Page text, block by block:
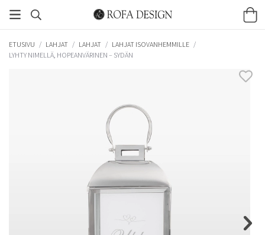
ETUSIVU / LAHJAT / LAHJAT / LAHJAT ISOVANHEMMILLE /
LYHTY NIMELLÄ, HOPEANVÄRINEN – SYDÄN